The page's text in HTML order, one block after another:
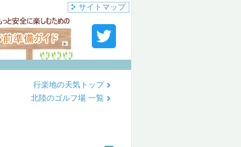
サイトマップ
行楽地の天気トップ
北陸のゴルフ場 一覧